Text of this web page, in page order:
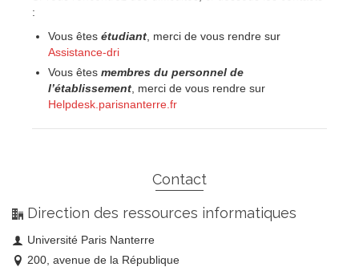
:
Vous êtes étudiant , merci de vous rendre sur
Assistance-dri
Vous êtes membres du personnel de
l’établissement , merci de vous rendre sur
Helpdesk.parisnanterre.fr
Contact
Direction des ressources informatiques
Université Paris Nanterre
200, avenue de la République